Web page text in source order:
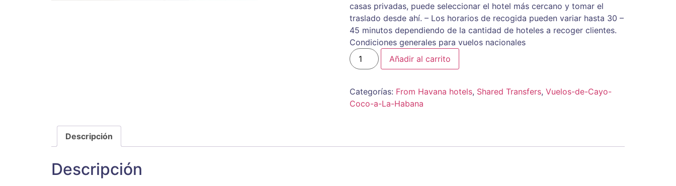
casas privadas, puede seleccionar el hotel más cercano y tomar el
traslado desde ahí. – Los horarios de recogida pueden variar hasta 30 –
45 minutos dependiendo de la cantidad de hoteles a recoger clientes.
Condiciones generales para vuelos nacionales
Añadir al carrito
Categorías: From Havana hotels, Shared Transfers, Vuelos-de-Cayo-
Coco-a-La-Habana
Descripción
Descripción